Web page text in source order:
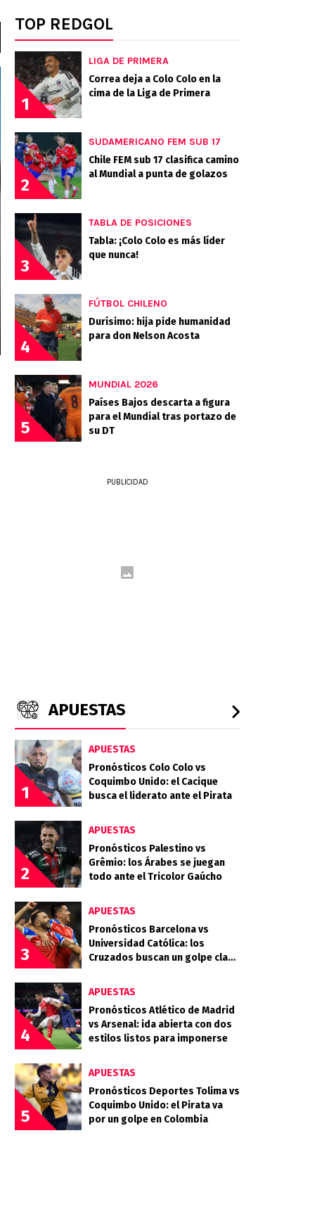
TOP REDGOL
1
LIGA DE PRIMERA
Correa deja a Colo Colo en la
cima de la Liga de Primera
2
SUDAMERICANO FEM SUB 17
Chile FEM sub 17 clasifica camino
al Mundial a punta de golazos
3
TABLA DE POSICIONES
Tabla: ¡Colo Colo es más líder
que nunca!
4
FÚTBOL CHILENO
Durísimo: hija pide humanidad
para don Nelson Acosta
5
MUNDIAL 2026
Países Bajos descarta a figura
para el Mundial tras portazo de
su DT
PUBLICIDAD
APUESTAS
1
APUESTAS
Pronósticos Colo Colo vs
Coquimbo Unido: el Cacique
busca el liderato ante el Pirata
2
APUESTAS
Pronósticos Palestino vs
Grêmio: los Árabes se juegan
todo ante el Tricolor Gaúcho
3
APUESTAS
Pronósticos Barcelona vs
Universidad Católica: los
Cruzados buscan un golpe clave
4
APUESTAS
Pronósticos Atlético de Madrid
vs Arsenal: ida abierta con dos
estilos listos para imponerse
5
APUESTAS
Pronósticos Deportes Tolima vs
Coquimbo Unido: el Pirata va
por un golpe en Colombia